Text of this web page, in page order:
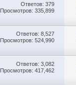
Ответов: 379
Просмотров: 335,899
Ответов: 8,527
Просмотров: 524,990
Ответов: 3,082
Просмотров: 417,462